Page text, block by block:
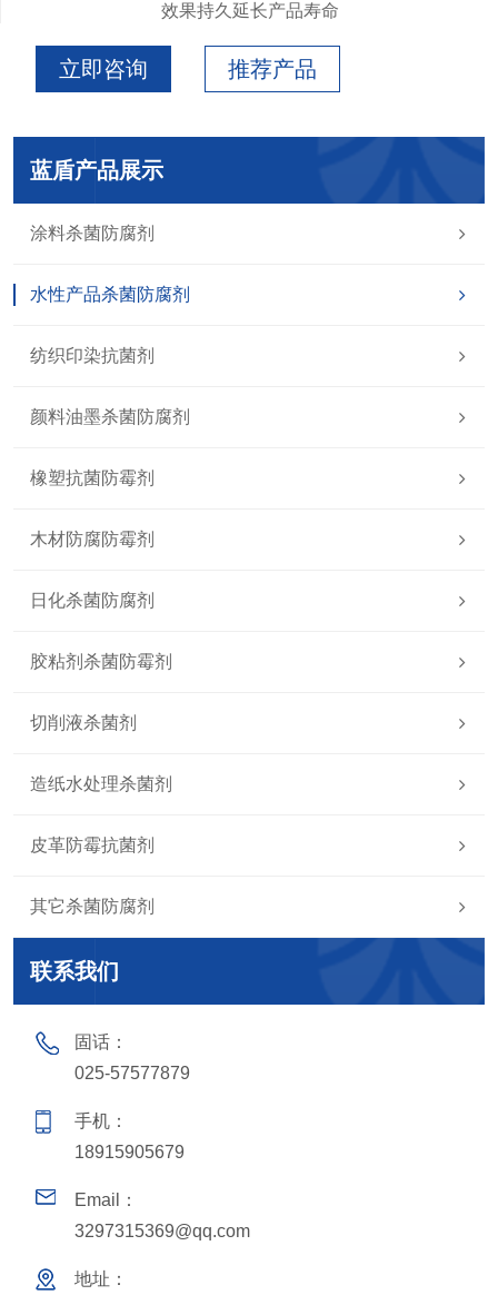
效果持久延长产品寿命
立即咨询 推荐产品
蓝盾产品展示
涂料杀菌防腐剂
水性产品杀菌防腐剂
纺织印染抗菌剂
颜料油墨杀菌防腐剂
橡塑抗菌防霉剂
木材防腐防霉剂
日化杀菌防腐剂
胶粘剂杀菌防霉剂
切削液杀菌剂
造纸水处理杀菌剂
皮革防霉抗菌剂
其它杀菌防腐剂
联系我们
固话：
025-57577879
手机：
18915905679
Email：
3297315369@qq.com
地址：